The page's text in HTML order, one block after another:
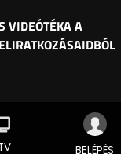
BELÉPÉS
VIDEÓTÉKA A